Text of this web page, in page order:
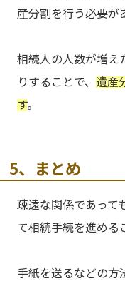
産分割を行う必要が
相続人の人数が増え
りすることで、 遺産
す。
5、まとめ
疎遠な関係であって
て相続手続を進める
手紙を送るなどの方